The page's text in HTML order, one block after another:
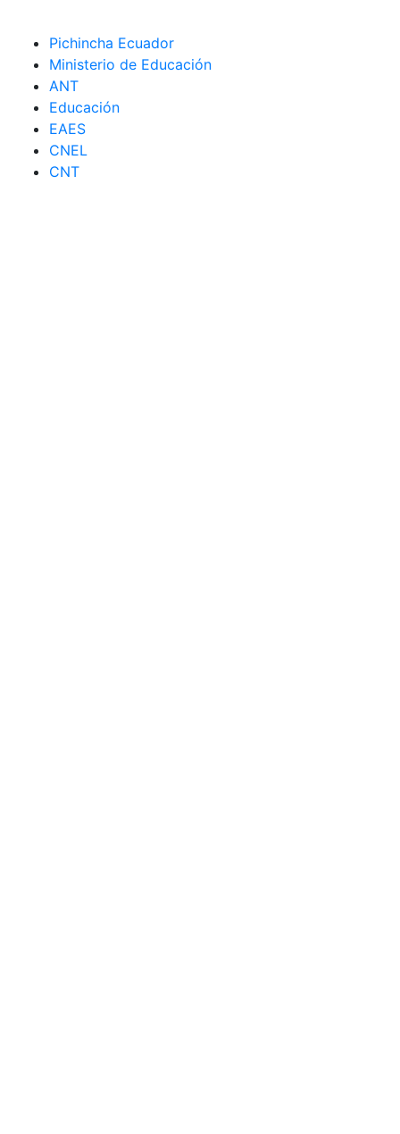
Pichincha Ecuador
Ministerio de Educación
ANT
Educación
EAES
CNEL
CNT